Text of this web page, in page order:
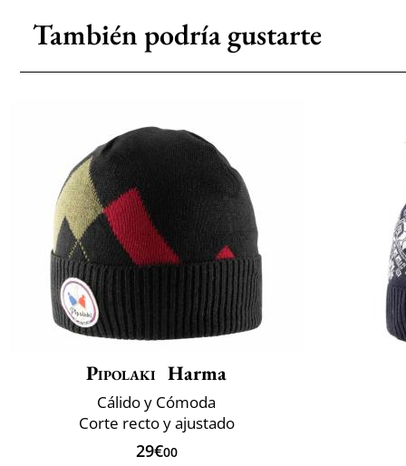
También podría gustarte
Pipolaki Harma
Cálido y Cómoda
Corte recto y ajustado
29€00